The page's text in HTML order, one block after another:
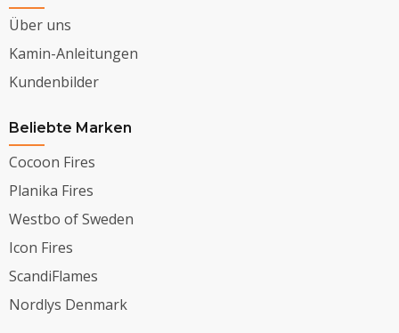
Über uns
Kamin-Anleitungen
Kundenbilder
Beliebte Marken
Cocoon Fires
Planika Fires
Westbo of Sweden
Icon Fires
ScandiFlames
Nordlys Denmark